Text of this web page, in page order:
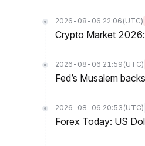
2026-08-06 22:06 (UTC)
Crypto Market
2026-08-06 21:59 (UTC)
Fed’s Musalem
2026-08-06 20:53 (UTC)
Forex Today: US